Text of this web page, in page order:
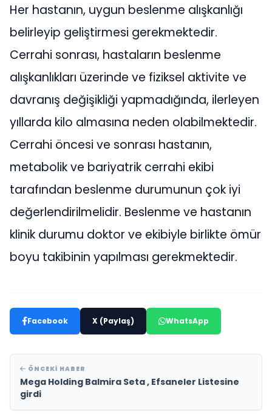
Her hastanın, uygun beslenme alışkanlığı
belirleyip geliştirmesi gerekmektedir.
Cerrahi sonrası, hastaların beslenme
alışkanlıkları üzerinde ve fiziksel aktivite ve
davranış değişikliği yapmadığında, ilerleyen
yıllarda kilo almasına neden olabilmektedir.
Cerrahi öncesi ve sonrası hastanın,
metabolik ve bariyatrik cerrahi ekibi
tarafından beslenme durumunun çok iyi
değerlendirilmelidir. Beslenme ve hastanın
klinik durumu doktor ve ekibiyle birlikte ömür
boyu takibinin yapılması gerekmektedir.
Facebook X (Paylaş) WhatsApp
ÖNCEKI HABER
Mega Holding Balmira Seta , Efsaneler Listesine
girdi